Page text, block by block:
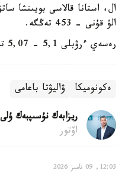
الۋ قۇنى - 453 تەڭگە.
رەسەي ءرۋبلى 5,1 - 5,07 تەڭگە ارالىعىندا ساۋدالانىپ جاتىر.
ەكونوميكا ۋاليۋتا باعامى
ريزابەك نۇسىپبەك ۇلى
اۆتور
12:03, 09 تامىز 2026